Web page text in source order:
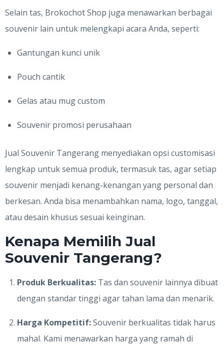
Selain tas, Brokochot Shop juga menawarkan berbagai
souvenir lain untuk melengkapi acara Anda, seperti:
Gantungan kunci unik
Pouch cantik
Gelas atau mug custom
Souvenir promosi perusahaan
Jual Souvenir Tangerang menyediakan opsi customisasi
lengkap untuk semua produk, termasuk tas, agar setiap
souvenir menjadi kenang-kenangan yang personal dan
berkesan. Anda bisa menambahkan nama, logo, tanggal,
atau desain khusus sesuai keinginan.
Kenapa Memilih Jual
Souvenir Tangerang?
Produk Berkualitas: Tas dan souvenir lainnya dibuat
dengan standar tinggi agar tahan lama dan menarik.
Harga Kompetitif:Souvenir berkualitas tidak harus
mahal. Kami menawarkan harga yang ramah di